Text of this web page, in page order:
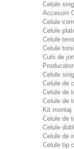
Celule
Accesorii
Celule
Celule
Celule
Celule
Cutii de
Celule
Celule de
Celule de
Celule de
Kit montaj
Celule de
Celule
Celule de
Celule tip